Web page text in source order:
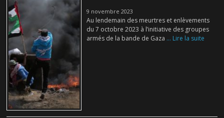
9 novembre 2023
Au lendemain des meurtres et enlèvements
du 7 octobre 2023 à l’initiative des groupes
armés de la bande de Gaza ... Lire la suite